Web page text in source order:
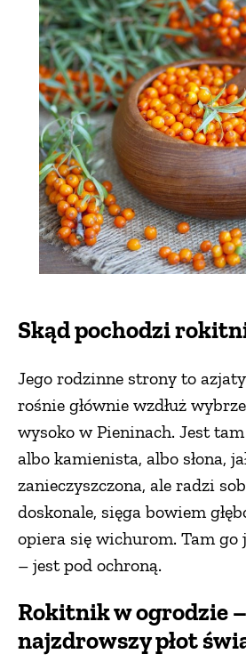
Skąd pochodzi
Jego rodzinne strony to
rośnie głównie wzdłuż
wysoko w Pieninach. Jest
albo kamienista, albo słona,
zanieczyszczona, ale radzi
doskonale, sięga bowiem
opiera się wichurom. Tam go
– jest pod ochroną.
Rokitnik w ogrodzie –
najzdrowszy płot
PRZYRODA
ZWIERZĘTA
ZWIERZĘTA W
GRZYBY
ZWYCZAJE
ZRÓB TO
PRZEPISY
ŚNIADANIA